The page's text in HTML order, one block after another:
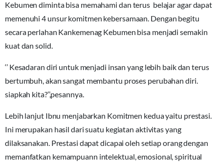
Kebumen diminta bisa memahami dan terus belajar agar dapat
memenuhi 4 unsur komitmen kebersamaan. Dengan begitu
secara perlahan Kankemenag Kebumen bisa menjadi semakin
kuat dan solid.
‘’ Kesadaran diri untuk menjadi insan yang lebih baik dan terus
bertumbuh, akan sangat membantu proses perubahan diri.
siapkah kita?’’,pesannya.
Lebih lanjut Ibnu menjabarkan Komitmen kedua yaitu prestasi.
Ini merupakan hasil dari suatu kegiatan aktivitas yang
dilaksanakan. Prestasi dapat dicapai oleh setiap orang dengan
memanfatkan kemampuann intelektual, emosional, spiritual